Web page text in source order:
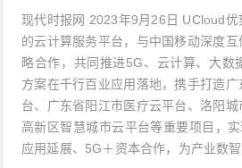
现代时报网 2023年9月26日 UCloud
的云计算服务平台，与中国移动深度
略合作，共同推进5G、云计算、大数
方案在千行百业应用落地，携手打造
台、广东省阳江市医疗云平台、洛阳
高新区智慧城市云平台等重要项目，
应用延展、5G＋资本合作，为产业数智